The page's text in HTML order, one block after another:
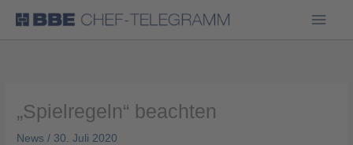
„Spielregeln“ beachten
News / 30. Juli 2020